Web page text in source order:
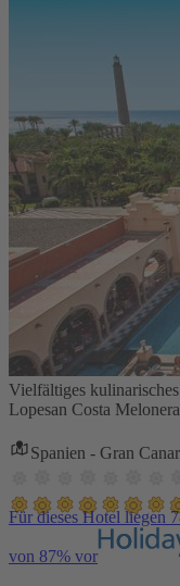
Vielfältiges
Lopesan Costa
Spanien - Gran
Für dieses Hotel liegen
von 87% vor